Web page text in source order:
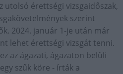
utolsó érettségi vizsgaidőszak,
szerint
2024. január 1-je után már
lehet érettségi vizsgát tenni.
az ágazati, ágazaton belüli
szűk köre - írták a